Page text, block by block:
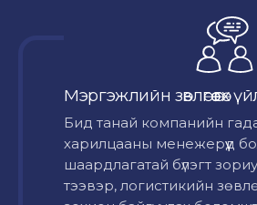
Мэргэжлийн зөвлөгөө өгөх
Бид танай компанийн
харилцааны менежерүүд
шаардлагатай бүлэгт
тээвэр, логистикийн